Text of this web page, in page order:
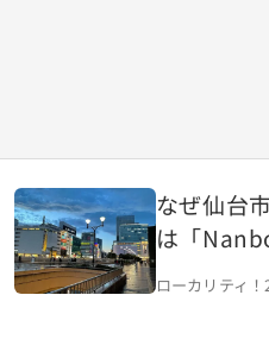
なぜ仙台
は「
「
か【宮城
ローカリティ！